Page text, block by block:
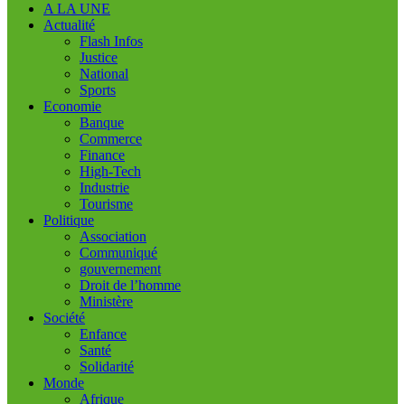
A LA UNE
Actualité
Flash Infos
Justice
National
Sports
Economie
Banque
Commerce
Finance
High-Tech
Industrie
Tourisme
Politique
Association
Communiqué
gouvernement
Droit de l’homme
Ministère
Société
Enfance
Santé
Solidarité
Monde
Afrique